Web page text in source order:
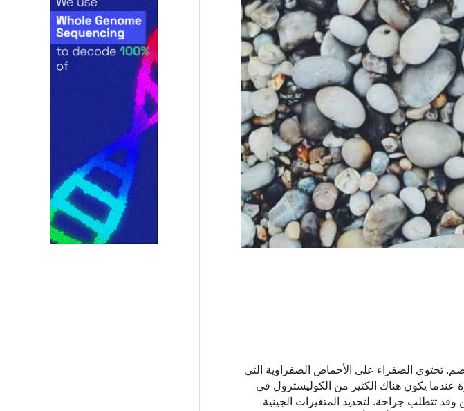
تحتوي الصفراء على الأحماض الصفراوية التي
يكون هناك الكثير من الكوليسترول في
تتطلب جراحة. لتحديد المتغيرات الجينية